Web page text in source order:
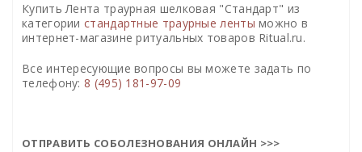
Купить Лента траурная шелковая "Стандарт" из
категориистандартные траурные ленты можно в
интернет-магазине ритуальных товаров Ritual.ru.
Все интересующие вопросы вы можете задать по
телефону: 8 (495) 181-97-09
ОТПРАВИТЬ СОБОЛЕЗНОВАНИЯ ОНЛАЙН >>>